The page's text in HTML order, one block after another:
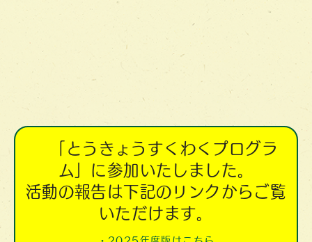
「とうきょうすくわくプログラ
ム」に参加いたしました。
活動の報告は下記のリンクからご覧
いただけます。